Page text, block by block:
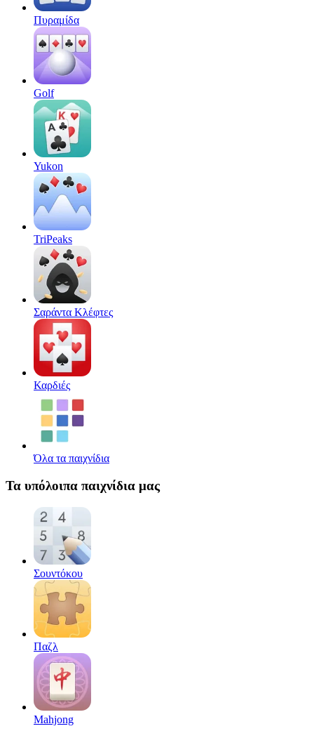
Πυραμίδα
Golf
Yukon
TriPeaks
Σαράντα Κλέφτες
Καρδιές
Όλα τα παιχνίδια
Τα υπόλοιπα παιχνίδια μας
Σουντόκου
Παζλ
Mahjong